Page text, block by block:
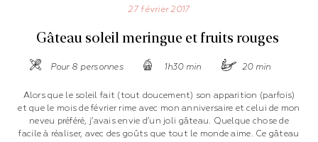
27 février 2017
Gâteau soleil meringue et fruits rouges
Pour 8 personnes 1h30 min 20 min
Alors que le soleil fait (tout doucement) son apparition (parfois)
et que le mois de février rime avec mon anniversaire et celui de mon
neveu préféré, j’avais envie d’un joli gâteau. Quelque chose de
facile à réaliser, avec des goûts que tout le monde aime. Ce gâteau